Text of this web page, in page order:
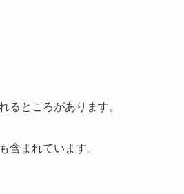
るところがあります。
含まれています。